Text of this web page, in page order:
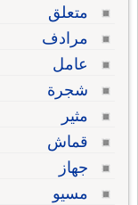
متعلق
مرادف
عامل
شجرة
مثير
قماش
جهاز
مسيو